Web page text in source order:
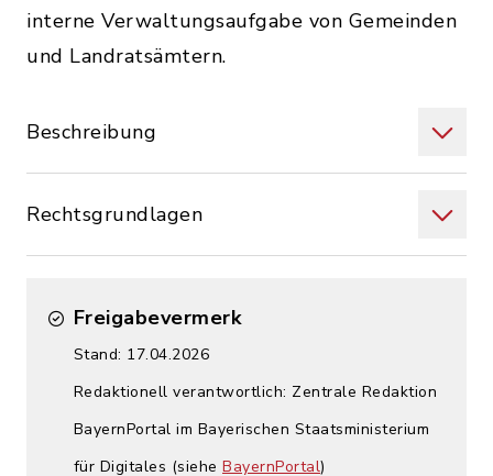
interne Verwaltungsaufgabe von Gemeinden
und Landratsämtern.
Beschreibung
Rechtsgrundlagen
Freigabevermerk
Stand: 17.04.2026
Redaktionell verantwortlich: Zentrale Redaktion
BayernPortal im Bayerischen Staatsministerium
für Digitales (siehe BayernPortal)